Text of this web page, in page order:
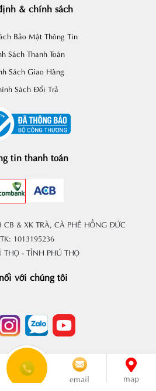
email map
& chính sách
Bảo Mật Thông Tin
Sách Thanh Toán
Sách Giao Hàng
Sách Đổi Trả
tin thanh toán
CB & XK TRÀ, CÀ PHÊ HỒNG ĐỨC
1013195236
THỌ - TỈNH PHÚ THỌ
với chúng tôi
ĐỨC. All rights reserved. Design by i-